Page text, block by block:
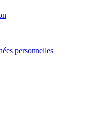
personnelles